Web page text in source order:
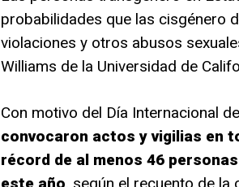
probabilidades que las cisgénero
violaciones y otros abusos
Williams de la Universidad de
Con motivo del Día Internacional
convocaron actos y vigilias en
récord de al menos 46